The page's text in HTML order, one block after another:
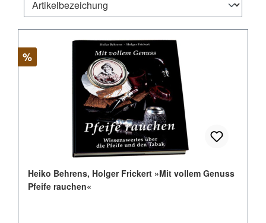
Rabatt
%
Heiko Behrens, Holger Frickert »Mit vollem Genuss
Pfeife rauchen«